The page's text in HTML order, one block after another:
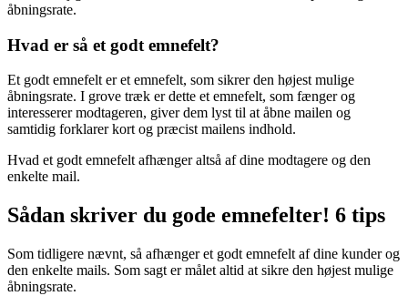
Emnefeltet spiller dermed en stor rolle i din e-mail marketing indsats,
åbningsrate.
Hvad er så et godt emnefelt?
Et godt emnefelt er et emnefelt, som sikrer den højest mulige
åbningsrate. I grove træk er dette et emnefelt, som fænger og
samtidig forklarer kort og præcist mailens indhold.
enkelte mail.
Sådan skriver du gode emnefelter! 6 tips
Som tidligere nævnt, så afhænger et godt emnefelt af dine kunder og